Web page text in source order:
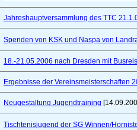
Jahreshauptversammlung des TTC
Spenden von KSK und Naspa von
18.-21.05.2006 nach Dresden mit
Ergebnisse der Vereinsmeisterschaften
Neugestaltung Jugendtraining
Tischtenisjugend der SG Winnen/